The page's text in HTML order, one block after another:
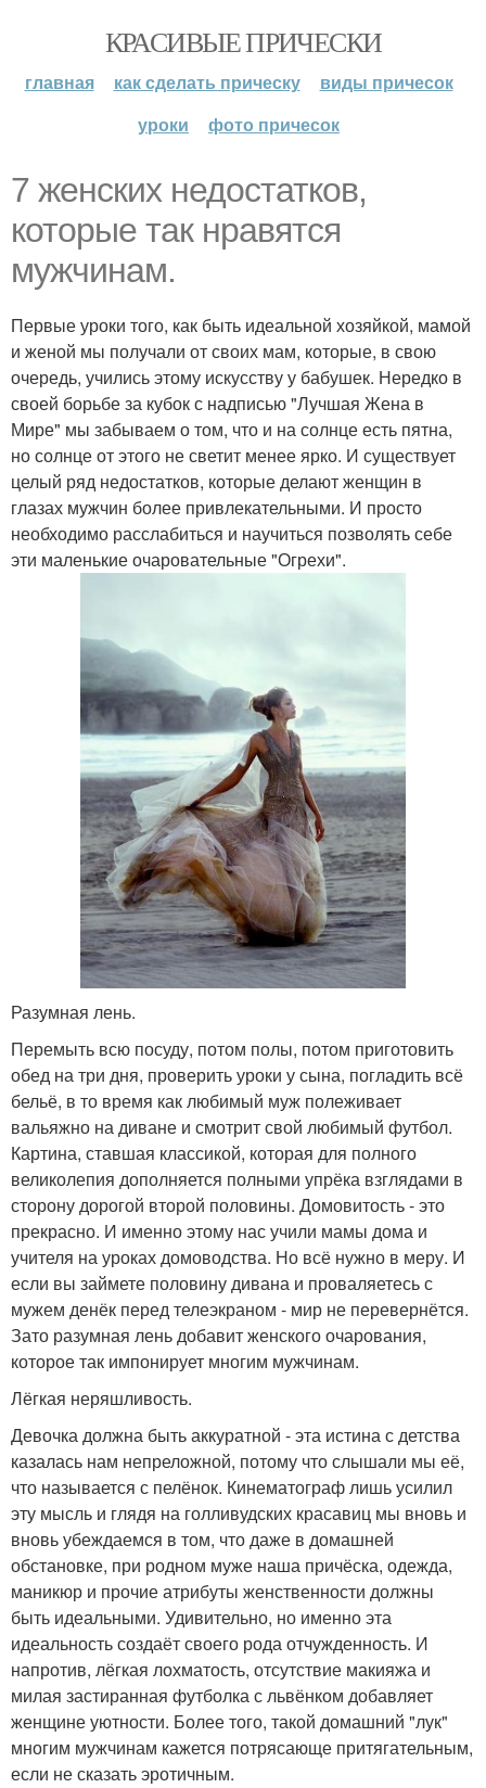
КРАСИВЫЕ ПРИЧЕСКИ
главная как сделать прическу
виды причесок
уроки
фото причесок
7 женских недостатков,
которые так нравятся
мужчинам.
Первые уроки того, как быть идеальной хозяйкой, мамой
и женой мы получали от своих мам, которые, в свою
очередь, учились этому искусству у бабушек. Нередко в
своей борьбе за кубок с надписью "Лучшая Жена в
Мире" мы забываем о том, что и на солнце есть пятна,
но солнце от этого не светит менее ярко. И существует
целый ряд недостатков, которые делают женщин в
глазах мужчин более привлекательными. И просто
необходимо расслабиться и научиться позволять себе
эти маленькие очаровательные "Огрехи".
Разумная лень.
Перемыть всю посуду, потом полы, потом приготовить
обед на три дня, проверить уроки у сына, погладить всё
бельё, в то время как любимый муж полеживает
вальяжно на диване и смотрит свой любимый футбол.
Картина, ставшая классикой, которая для полного
великолепия дополняется полными упрёка взглядами в
сторону дорогой второй половины. Домовитость - это
прекрасно. И именно этому нас учили мамы дома и
учителя на уроках домоводства. Но всё нужно в меру. И
если вы займете половину дивана и проваляетесь с
мужем денёк перед телеэкраном - мир не перевернётся.
Зато разумная лень добавит женского очарования,
которое так импонирует многим мужчинам.
Лёгкая неряшливость.
Девочка должна быть аккуратной - эта истина с детства
казалась нам непреложной, потому что слышали мы её,
что называется с пелёнок. Кинематограф лишь усилил
эту мысль и глядя на голливудских красавиц мы вновь и
вновь убеждаемся в том, что даже в домашней
обстановке, при родном муже наша причёска, одежда,
маникюр и прочие атрибуты женственности должны
быть идеальными. Удивительно, но именно эта
идеальность создаёт своего рода отчужденность. И
напротив, лёгкая лохматость, отсутствие макияжа и
милая застиранная футболка с львёнком добавляет
женщине уютности. Более того, такой домашний "лук"
многим мужчинам кажется потрясающе притягательным,
если не сказать эротичным.